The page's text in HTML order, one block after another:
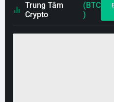
Trung Tâm
Crypto
(BTC
)